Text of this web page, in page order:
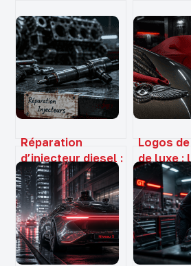
Réparation
d’injecteur diesel :
du diagnostic à 20
€ au
remplacement
complet à 1500 €
Logos
de luxe :
secrets
les
prestige